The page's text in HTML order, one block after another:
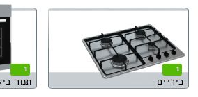
1
כיריים
1
תנור